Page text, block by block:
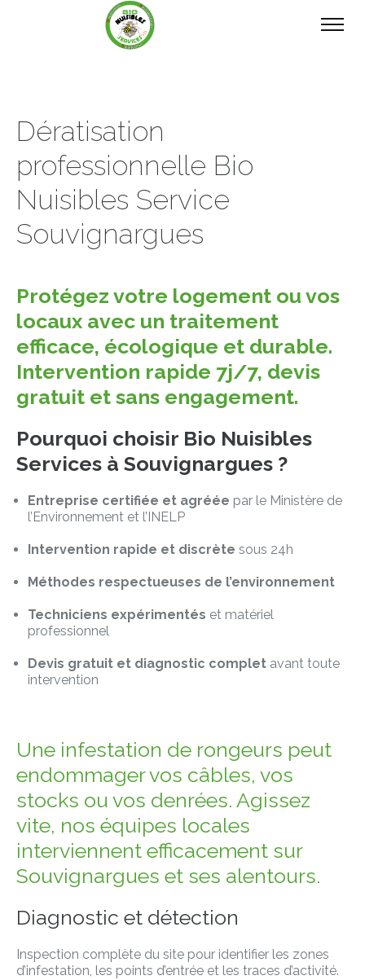
Dératisation
professionnelle Bio
Nuisibles Service
Souvignargues
Protégez votre logement ou vos
locaux avec un traitement
efficace, écologique et durable.
Intervention rapide 7j/7, devis
gratuit et sans engagement.
Pourquoi choisir Bio Nuisibles
Services à Souvignargues ?
Entreprise certifiée et agréée par le Ministère de
l’Environnement et l’INELP
Intervention rapide et discrète sous 24h
Méthodes respectueuses de l’environnement
Techniciens expérimentés et matériel
professionnel
Devis gratuit et diagnostic complet avant toute
intervention
Une infestation de rongeurs peut
endommager vos câbles, vos
stocks ou vos denrées. Agissez
vite, nos équipes locales
interviennent efficacement sur
Souvignargues et ses alentours.
Diagnostic et détection
Inspection complète du site pour identifier les zones
d’infestation, les points d’entrée et les traces d’activité.